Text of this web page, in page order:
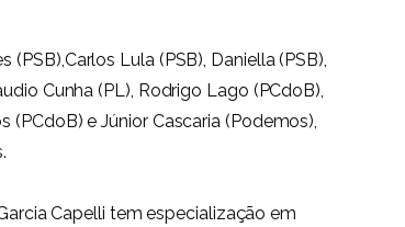
Lula (PSB), Daniella (PSB),
Cunha (PL), Rodrigo Lago (PCdoB),
(PCdoB) e Júnior Cascaria (Podemos),
Capelli tem especialização em